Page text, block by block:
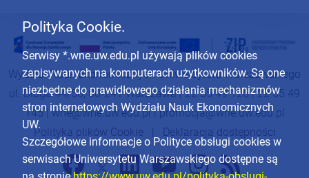
Wydział Nauk Ekonomicznych Uniwersytetu Warszawskiego
ul. Długa 44/50, 00-241 Warszawa | 22 55 49 126 | 22 55 49
145 |wne@wne.uw.edu.pl|promocja@wne.uw.edu.pl
Polityka plików Cookie| Deklaracja dostępności
Polityka Cookie.
Serwisy *.wne.uw.edu.pl używają plików cookies
zapisywanych na komputerach użytkowników. Są one
niezbędne do prawidłowego działania mechanizmów
stron internetowych Wydziału Nauk Ekonomicznych
UW.
Szczegółowe informacje o Polityce obsługi cookies w
serwisach Uniwersytetu Warszawskiego dostępne są